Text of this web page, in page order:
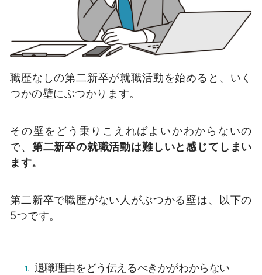
職歴なしの第二新卒が就職活動を始めると、いく
つかの壁にぶつかります。
その壁をどう乗りこえればよいかわからないの
で、 第二新卒の就職活動は難しいと感じてしまい
ます。
第二新卒で職歴がない人がぶつかる壁は、以下の
5つです。
退職理由をどう伝えるべきかがわからない